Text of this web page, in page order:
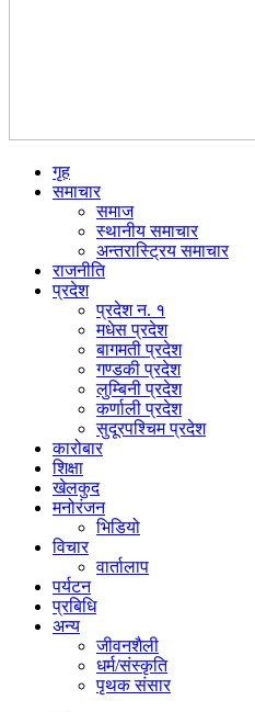
गृह
समाचार
समाज
स्थानीय समाचार
अन्तरास्ट्रिय समाचार
राजनीति
प्रदेश
प्रदेश न. १
मधेस प्रदेश
बागमती प्रदेश
गण्डकी प्रदेश
लुम्बिनी प्रदेश
कर्णाली प्रदेश
सुदूरपश्चिम प्रदेश
कारोबार
शिक्षा
खेलकुद
मनोरंजन
भिडियो
विचार
वार्तालाप
पर्यटन
प्रबिधि
अन्य
जीवनशैली
धर्म/संस्कृति
पृथक संसार